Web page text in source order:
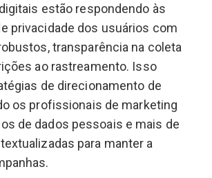
estão respondendo às
privacidade dos usuários com
transparência na coleta
ao rastreamento. Isso
de direcionamento de
os profissionais de marketing
de dados pessoais e mais de
para manter a